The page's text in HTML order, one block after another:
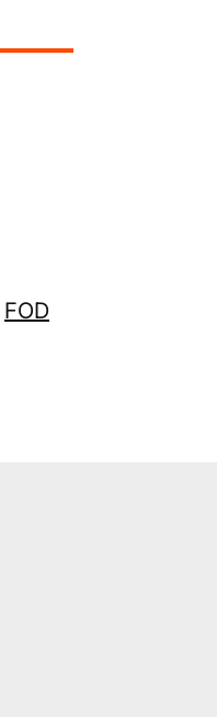
FOD